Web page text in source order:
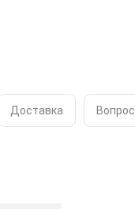
Доставка